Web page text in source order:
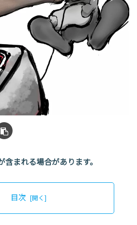
まれる場合があります。
目次